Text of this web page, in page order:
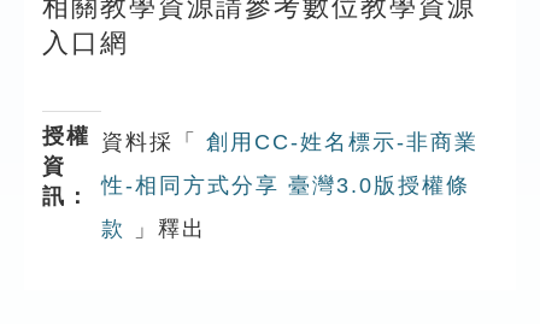
相關教學資源請參考數位教學資源
入口網
授權
資
訊：
資料採「
創用CC-姓名標示-非商業
性-相同方式分享 臺灣3.0版授權條
款
」釋出